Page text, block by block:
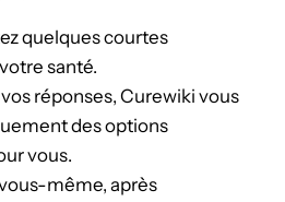
quelques courtes
santé.
réponses, Curewiki vous
des options
vous.
même, après